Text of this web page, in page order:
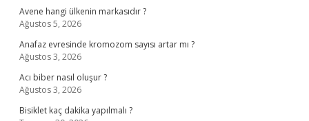
Avene hangi ülkenin markasıdır ?
Ağustos 5, 2026
Anafaz evresinde kromozom sayısı artar mı ?
Ağustos 3, 2026
Acı biber nasıl oluşur ?
Ağustos 3, 2026
Bisiklet kaç dakika yapılmalı ?